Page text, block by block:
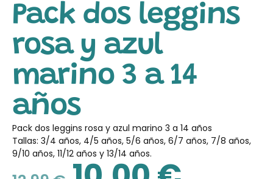
Pack dos leggins
rosa y azul
marino 3 a 14
años
Pack dos leggins rosa y azul marino 3 a 14 años
Tallas: 3/4 años, 4/5 años, 5/6 años, 6/7 años, 7/8 años,
9/10 años, 11/12 años y 13/14 años.